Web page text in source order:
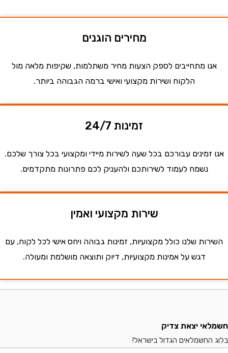
מחירים הוגנים
מתחייבים לספק הצעות מחיר משתלמות, שקיפות מלאה מול
הלקוח ושירות מקצועי ואישי ברמה הגבוהה ביותר.
זמינות 24/7
עבורכם בכל שעה לשירות מיידי ומקצועי בכל צורך שלכם.
נשמח לעמוד לשירותכם ולהעניק לכם פתרונות מתקדמים.
שירות מקצועי ואמין
שלנו כולל מקצועיות, זמינות גבוהה ויחס אישי לכל לקוח, עם
דגש על אמינות מקצועיות, דיוק ותוצאה מושלמת ומעולה.
יצאת צדיק
הגדול בישראל!